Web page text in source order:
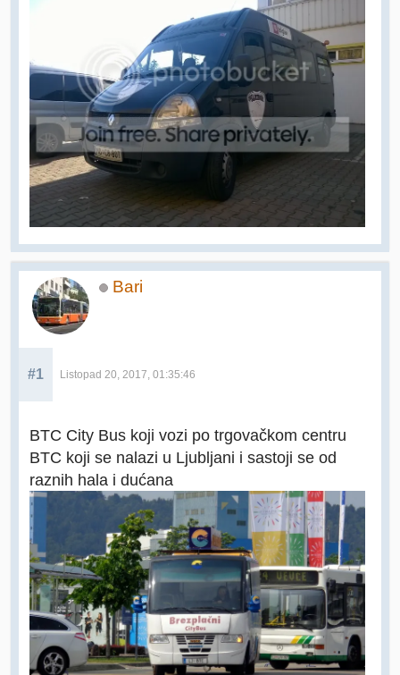
Bari
#1 Listopad 20, 2017, 01:35:46
BTC City Bus koji vozi po trgovačkom centru
BTC koji se nalazi u Ljubljani i sastoji se od
raznih hala i dućana